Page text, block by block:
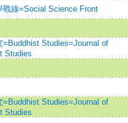
戰線=Social Science Front
=Buddhist Studies=Journal of
Studies
=Buddhist Studies=Journal of
Studies